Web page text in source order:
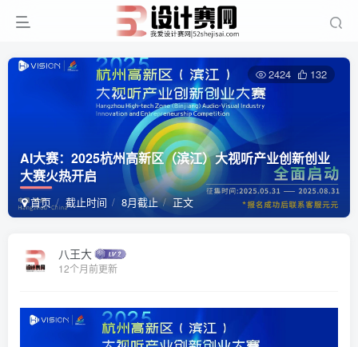
AI大赛：2025杭州高新区（滨江）大视听产业创新创业
大赛火热开启
首页 截止时间 8月截止 正文
2424 132
八王大
12个月前更新